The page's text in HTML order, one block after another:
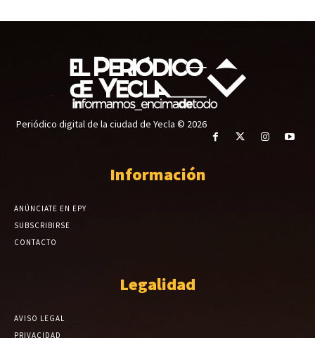
Periódico digital de la ciudad de Yecla © 2026
Información
ANÚNCIATE EN EPY
SUBSCRIBIRSE
CONTACTO
Legalidad
AVISO LEGAL
PRIVACIDAD